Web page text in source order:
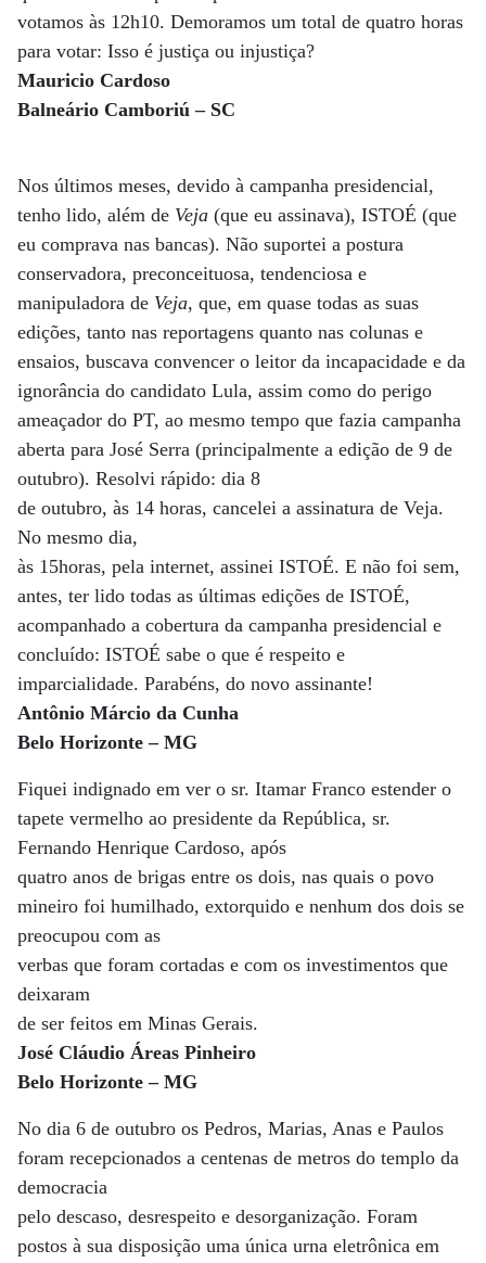
votamos às 12h10. Demoramos um total de quatro horas
para votar: Isso é justiça ou injustiça?
Mauricio Cardoso
Balneário Camboriú – SC
Nos últimos meses, devido à campanha presidencial,
tenho lido, além de Veja (que eu assinava), ISTOÉ (que
eu comprava nas bancas). Não suportei a postura
conservadora, preconceituosa, tendenciosa e
manipuladora de Veja, que, em quase todas as suas
edições, tanto nas reportagens quanto nas colunas e
ensaios, buscava convencer o leitor da incapacidade e da
ignorância do candidato Lula, assim como do perigo
ameaçador do PT, ao mesmo tempo que fazia campanha
aberta para José Serra (principalmente a edição de 9 de
outubro). Resolvi rápido: dia 8
de outubro, às 14 horas, cancelei a assinatura de Veja.
No mesmo dia,
às 15horas, pela internet, assinei ISTOÉ. E não foi sem,
antes, ter lido todas as últimas edições de ISTOÉ,
acompanhado a cobertura da campanha presidencial e
concluído: ISTOÉ sabe o que é respeito e
imparcialidade. Parabéns, do novo assinante!
Antônio Márcio da Cunha
Belo Horizonte – MG
Fiquei indignado em ver o sr. Itamar Franco estender o
tapete vermelho ao presidente da República, sr.
Fernando Henrique Cardoso, após
quatro anos de brigas entre os dois, nas quais o povo
mineiro foi humilhado, extorquido e nenhum dos dois se
preocupou com as
verbas que foram cortadas e com os investimentos que
deixaram
de ser feitos em Minas Gerais.
José Cláudio Áreas Pinheiro
Belo Horizonte – MG
No dia 6 de outubro os Pedros, Marias, Anas e Paulos
foram recepcionados a centenas de metros do templo da
democracia
pelo descaso, desrespeito e desorganização. Foram
postos à sua disposição uma única urna eletrônica em